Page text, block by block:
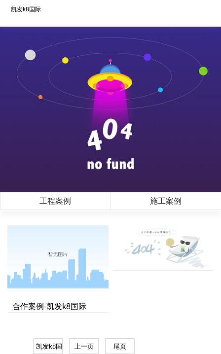
凯发k8国际
工程案例 施工案例
合作案例-凯发k8国际